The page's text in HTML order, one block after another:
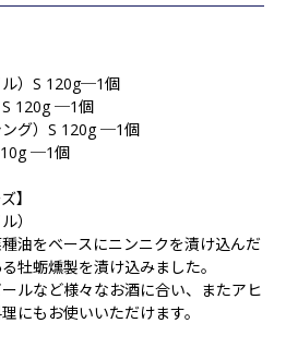
）S 120g─1個
120g ─1個
グ）S 120g ─1個
─1個
】
）
油をベースにニンニクを漬け込んだ
牡蛎燻製を漬け込みました。
ルなど様々なお酒に合い、またアヒ
にもお使いいただけます。